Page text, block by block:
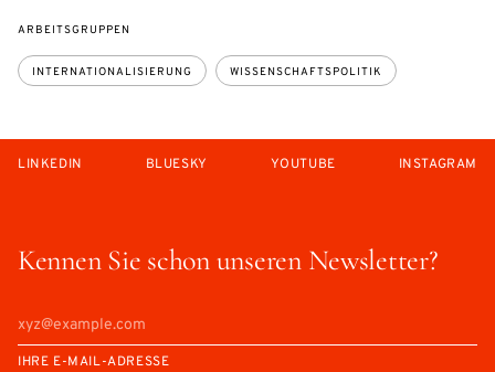
ARBEITSGRUPPEN
INTERNATIONALISIERUNG WISSENSCHAFTSPOLITIK
Kennen Sie schon unseren Newsletter?
IHRE E-MAIL-ADRESSE
LINKEDIN BLUESKY YOUTUBE INSTAGRAM